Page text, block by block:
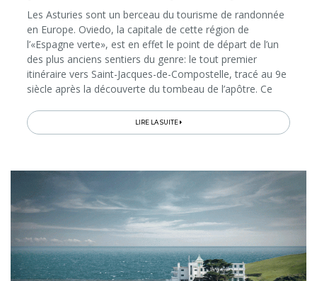
Les Asturies sont un berceau du tourisme de randonnée
en Europe. Oviedo, la capitale de cette région de
l’«Espagne verte», est en effet le point de départ de l’un
des plus anciens sentiers du genre: le tout premier
itinéraire vers Saint-Jacques-de-Compostelle, tracé au 9e
siècle après la découverte du tombeau de l’apôtre. Ce
Patrimoine mondial...
LIRE LA SUITE